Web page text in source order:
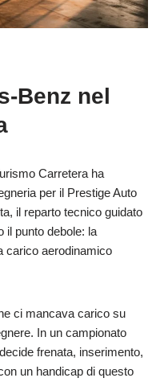
Benz nel
Carretera ha
per il Prestige Auto
il reparto tecnico guidato
il punto debole: la
carico aerodinamico
ci mancava carico su
In un campionato
frenata, inserimento,
un handicap di questo